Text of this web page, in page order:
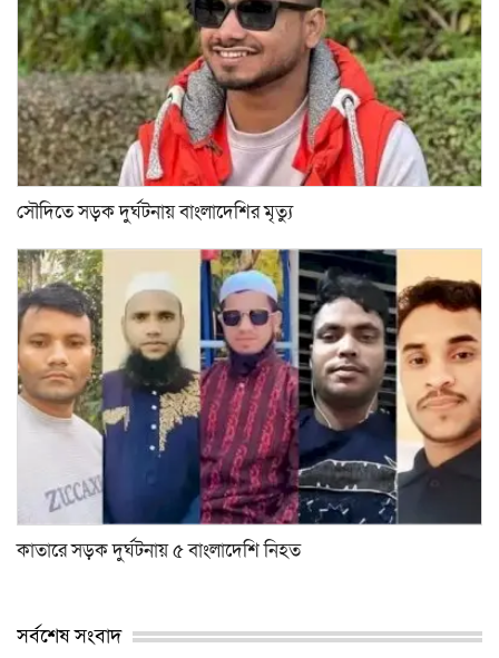
সৌদিতে সড়ক দুর্ঘটনায় বাংলাদেশির মৃত্যু
কাতারে সড়ক দুর্ঘটনায় ৫ বাংলাদেশি নিহত
সর্বশেষ সংবাদ